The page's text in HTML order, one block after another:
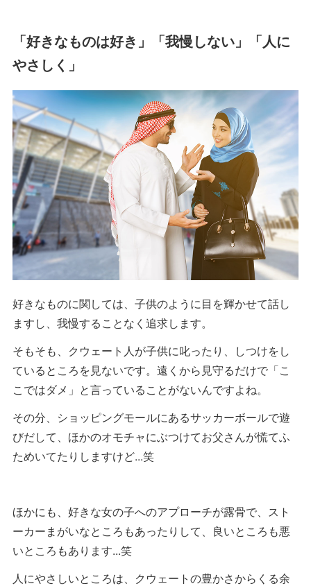
「好きなものは好き」「我慢しない」「人に
やさしく」
好きなものに関しては、子供のように目を輝かせて話し
ますし、我慢することなく追求します。
そもそも、クウェート人が子供に叱ったり、しつけをし
ているところを見ないです。遠くから見守るだけで「こ
こではダメ」と言っていることがないんですよね。
その分、ショッピングモールにあるサッカーボールで遊
びだして、ほかのオモチャにぶつけてお父さんが慌てふ
ためいてたりしますけど...笑
ほかにも、好きな女の子へのアプローチが露骨で、スト
ーカーまがいなところもあったりして、良いところも悪
いところもあります...笑
人にやさしいところは、クウェートの豊かさからくる余